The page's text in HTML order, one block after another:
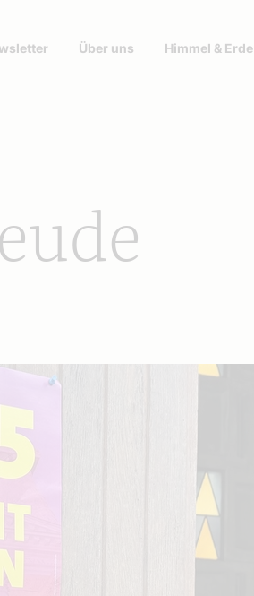
Über uns Himmel & Erde